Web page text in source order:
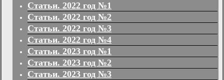
Статьи. 2022 год №1
Статьи. 2022 год №2
Статьи. 2022 год №3
Статьи. 2022 год №4
Статьи. 2023 год №1
Статьи. 2023 год №2
Статьи. 2023 год №3